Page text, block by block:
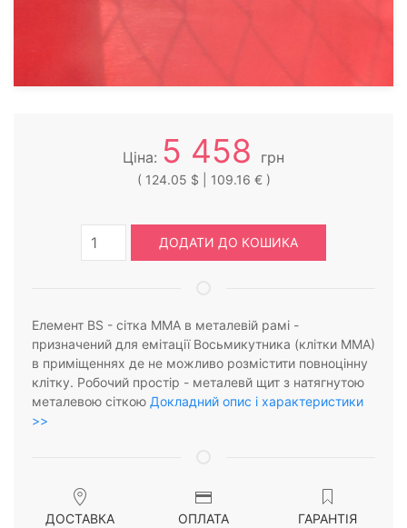
Ціна: 5 458 грн
( 124.05 $ | 109.16 € )
ДОДАТИ ДО КОШИКА
Елемент BS - сітка ММА в металевій рамі -
призначений для емітації Восьмикутника (клітки ММА)
в приміщеннях де не можливо розмістити повноцінну
клітку. Робочий простір - металевй щит з натягнутою
металевою сіткою Докладний опис і характеристики
>>
ДОСТАВКА ОПЛАТА ГАРАНТІЯ